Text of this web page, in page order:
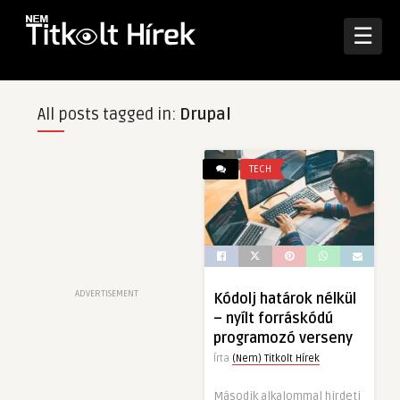
☰
All posts tagged in: Drupal
ADVERTISEMENT
TECH
Kódolj határok nélkül
– nyílt forráskódú
programozó verseny
Írta (Nem) Titkolt Hírek
Második alkalommal hirdeti